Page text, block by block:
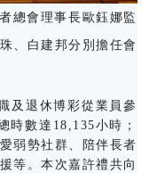
總會理事長歐鈺娜監
、白建邦分別擔任會
及退休博彩從業員參
時數達18,135小時；
弱勢社群、陪伴長者
等。本次嘉許禮共向